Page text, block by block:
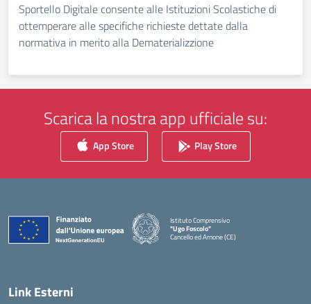
Sportello Digitale consente alle Istituzioni Scolastiche di
ottemperare alle specifiche richieste dettate dalla
normativa in merito alla Dematerializzione
Scarica la nostra app ufficiale su:
App Store Play Store
Istituto Comprensivo
"Ugo Foscolo"
Cancello ed Arnone (CE)
Link Esterni